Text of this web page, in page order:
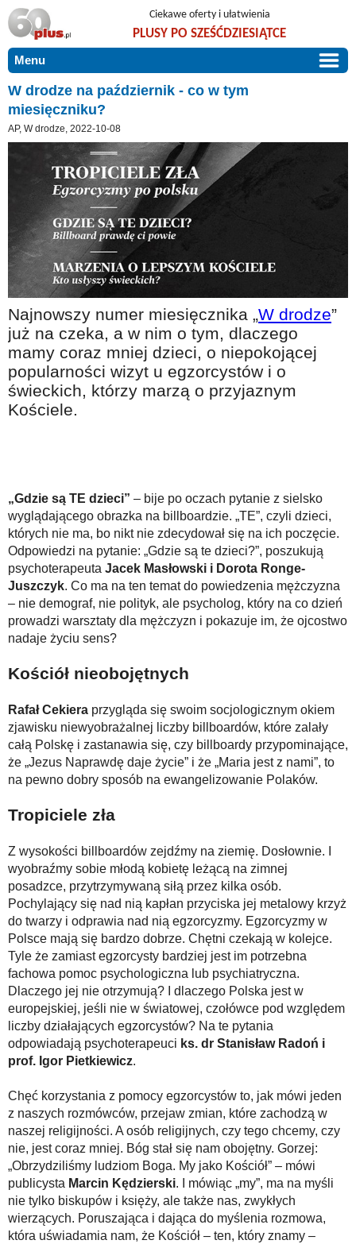
Ciekawe oferty i ułatwienia
PLUSY PO SZEŚĆDZIESIĄTCE
Menu
START
PROMOCJE
ARTYKUŁY
Szczególnie polecamy
Użyteczne porady
Szlachetne zdrowie
Mieszkaj wygodnie i bez barier
Warto wiedzieć!
Podróże i wypoczynek
Taniej, okazyjnie, specjalnie dla 60plus
Na wesoło
Hobby i pasje
Warto naśladować
Coś dla ducha
Smacznie i zdrowo
O finansach i społeczeństwie - edukacja nie tylko dla 60plus
Ciekawe książki
Stop samotności
Z internetem za pan brat
DLA BLISKICH
ZGŁOŚ OFERTĘ
O NAS
KONTAKT
W drodze na październik - co w tym
miesięczniku?
AP, W drodze, 2022-10-08
Najnowszy numer miesięcznika „W drodze”
już na czeka, a w nim o tym, dlaczego
mamy coraz mniej dzieci, o niepokojącej
popularności wizyt u egzorcystów i o
świeckich, którzy marzą o przyjaznym
Kościele.
„Gdzie są TE dzieci” – bije po oczach pytanie z sielsko
wyglądającego obrazka na billboardzie. „TE”, czyli dzieci,
których nie ma, bo nikt nie zdecydował się na ich poczęcie.
Odpowiedzi na pytanie: „Gdzie są te dzieci?”, poszukują
psychoterapeuta Jacek Masłowski i Dorota Ronge-
Juszczyk. Co ma na ten temat do powiedzenia mężczyzna
– nie demograf, nie polityk, ale psycholog, który na co dzień
prowadzi warsztaty dla mężczyzn i pokazuje im, że ojcostwo
nadaje życiu sens?
Kościół nieobojętnych
Rafał Cekiera przygląda się swoim socjologicznym okiem
zjawisku niewyobrażalnej liczby billboardów, które zalały
całą Polskę i zastanawia się, czy billboardy przypominające,
że „Jezus Naprawdę daje życie” i że „Maria jest z nami”, to
na pewno dobry sposób na ewangelizowanie Polaków.
Tropiciele zła
Z wysokości billboardów zejdźmy na ziemię. Dosłownie. I
wyobraźmy sobie młodą kobietę leżącą na zimnej
posadzce, przytrzymywaną siłą przez kilka osób.
Pochylający się nad nią kapłan przyciska jej metalowy krzyż
do twarzy i odprawia nad nią egzorcyzmy. Egzorcyzmy w
Polsce mają się bardzo dobrze. Chętni czekają w kolejce.
Tyle że zamiast egzorcysty bardziej jest im potrzebna
fachowa pomoc psychologiczna lub psychiatryczna.
Dlaczego jej nie otrzymują? I dlaczego Polska jest w
europejskiej, jeśli nie w światowej, czołówce pod względem
liczby działających egzorcystów? Na te pytania
odpowiadają psychoterapeuci ks. dr Stanisław Radoń i
prof. Igor Pietkiewicz.
Chęć korzystania z pomocy egzorcystów to, jak mówi jeden
z naszych rozmówców, przejaw zmian, które zachodzą w
naszej religijności. A osób religijnych, czy tego chcemy, czy
nie, jest coraz mniej. Bóg stał się nam obojętny. Gorzej:
„Obrzydziliśmy ludziom Boga. My jako Kościół” – mówi
publicysta Marcin Kędzierski. I mówiąc „my”, ma na myśli
nie tylko biskupów i księży, ale także nas, zwykłych
wierzących. Poruszająca i dająca do myślenia rozmowa,
która uświadamia nam, że Kościół – ten, który znamy –